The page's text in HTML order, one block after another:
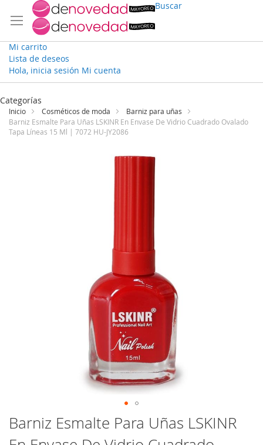
Buscar
Mi carrito
Lista de deseos
Hola, inicia sesión Mi cuenta
Ir
contenido
Categorías
Inicio Cosméticos de moda
Barniz para uñas
Barniz Esmalte Para Uñas LSKINR En Envase De Vidrio Cuadrado Ovalado
Tapa Líneas 15 Ml | 7072 HU-JY2086
Saltar
al
comienzo
Barniz Esmalte Para Uñas LSKINR